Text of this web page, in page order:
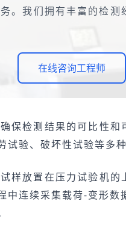
。我们拥有丰富的检
在线咨询工程师
保检测结果的可比性
验、破坏性试验等多种
样放置在压力试验机
连续采集载荷-变形